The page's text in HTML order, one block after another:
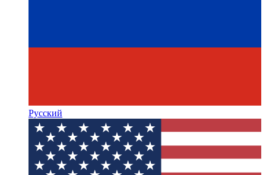
Русский